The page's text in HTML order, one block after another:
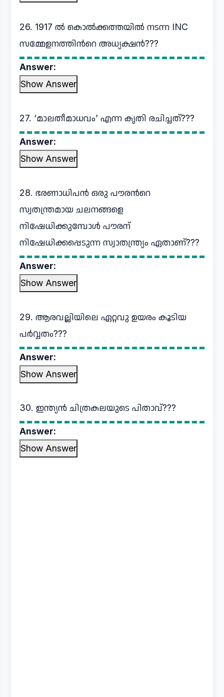
26. 1917 ല്‍ കൊൽക്കത്തയില്‍ നടന്ന INC
സമ്മേളനത്തിന്‍റെ അധ്യക്ഷന്‍???
Answer:
Show Answer
27. ‘മാലതീമാധവം’ എന്ന കൃതി രചിച്ചത്???
Answer:
Show Answer
28. ഭരണാധിപൻ ഒരു പൗരന്‍റെ
സ്വതന്ത്രമായ ചലനങ്ങളെ
നിഷേധിക്കുമ്പോൾ പൗരന്
നിഷേധിക്കപ്പെടുന്ന സ്വാതന്ത്ര്യം ഏതാണ്???
Answer:
Show Answer
29. ആരവല്ലിയിലെ ഏറ്റവു ഉയരം കൂടിയ
പര്‍വ്വതം???
Answer:
Show Answer
30. ഇന്ത്യൻ ചിത്രകലയുടെ പിതാവ്???
Answer:
Show Answer